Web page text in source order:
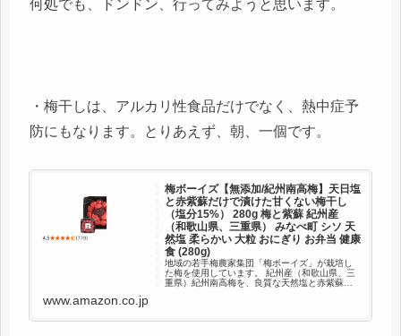
何処でも、ドンドン、行ってみようと思います。
・梅干しは、アルカリ性食品だけでなく、熱中症予
防にもなります。とりあえず、朝、一個です。
梅ボーイズ【無添加/紀州南高梅】天日塩
と赤紫蘇だけで漬けた甘くない梅干し
（塩分15%） 280g 梅と紫蘇 紀州産
（和歌山県、三重県） みなべ町 シソ 天
然塩 柔らかい 大粒 おにぎり お弁当 健康
食 (280g)
地域の若手梅農家集団「梅ボーイズ」が栽培し
た梅を使用しています。 紀州産（和歌山県、三
重県）紀州南高梅を、良質な天然塩と赤紫蘇の
www.amazon.co.jp